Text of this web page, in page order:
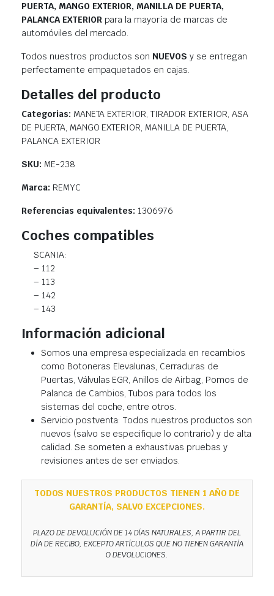
PUERTA, MANGO EXTERIOR, MANILLA DE PUERTA,
PALANCA EXTERIORpara la mayoría de marcas de
automóviles del mercado.
Todos nuestros productos son NUEVOS y se entregan
perfectamente empaquetados en cajas.
Detalles del producto
Categorias: MANETA EXTERIOR, TIRADOR EXTERIOR, ASA
DE PUERTA, MANGO EXTERIOR, MANILLA DE PUERTA,
PALANCA EXTERIOR
SKU: ME-238
Marca: REMYC
Referencias equivalentes: 1306976
Coches compatibles
SCANIA:
– 112
– 113
– 142
– 143
Información adicional
Somos una empresa especializada en recambios
como Botoneras Elevalunas, Cerraduras de
Puertas, Válvulas EGR, Anillos de Airbag, Pomos de
Palanca de Cambios, Tubos para todos los
sistemas del coche, entre otros.
Servicio postventa: Todos nuestros productos son
nuevos (salvo se especifique lo contrario) y de alta
calidad. Se someten a exhaustivas pruebas y
revisiones antes de ser enviados.
TODOS NUESTROS PRODUCTOS TIENEN 1 AÑO DE
GARANTÍA, SALVO EXCEPCIONES.
PLAZO DE DEVOLUCIÓN DE 14 DÍAS NATURALES, A PARTIR DEL
DÍA DE RECIBO, EXCEPTO ARTÍCULOS QUE NO TIENEN GARANTÍA
O DEVOLUCIONES.